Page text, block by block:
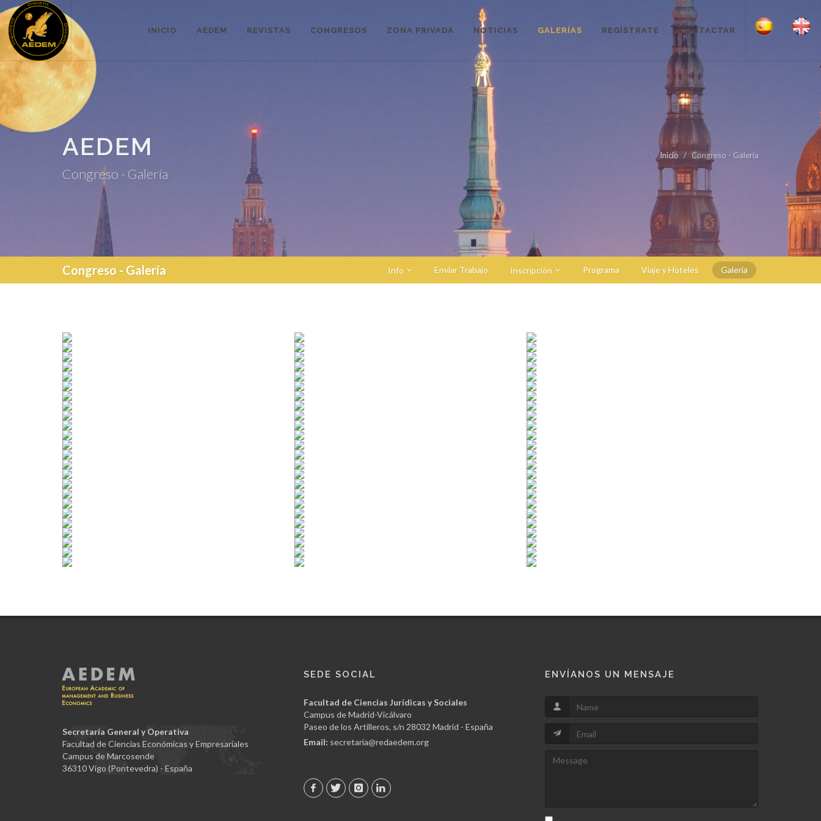
INICIO AEDEM REVISTAS CONGRESOS ZONA PRIVADA NOTICIAS GALERÍAS REGÍSTRATE CONTACTAR
AEDEM
Congreso - Galería
Inicio Congreso - Galería
Congreso - Galería Info Enviar Trabajo Inscripción Programa Viaje y Hoteles Galería
Secretaría General y Operativa
Facultad de Ciencias Económicas y Empresariales
Campus de Marcosende
36310 Vigo (Pontevedra) - España
SEDE SOCIAL
Facultad de Ciencias Jurídicas y Sociales
Campus de Madrid-Vicálvaro
Paseo de los Artilleros, s/n 28032 Madrid - España
Email: secretaria@redaedem.org
ENVÍANOS UN MENSAJE